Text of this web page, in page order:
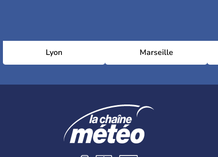
Lyon Marseille